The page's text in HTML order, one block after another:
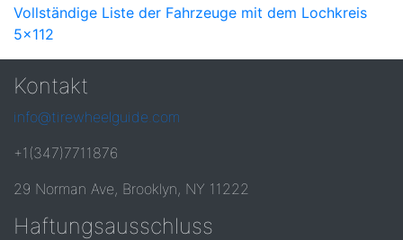
Vollständige Liste der Fahrzeuge mit dem Lochkreis
5x112
Kontakt
info@tirewheelguide.com
+1(347)7711876
29 Norman Ave, Brooklyn, NY 11222
Haftungsausschluss